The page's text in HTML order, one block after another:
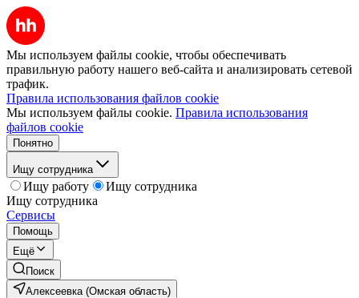
Мы используем файлы cookie, чтобы обеспечивать
правильную работу нашего веб-сайта и анализировать сетевой
трафик.
Правила использования файлов cookie
Мы используем файлы cookie. Правила использования
файлов cookie
Понятно
Ищу сотрудника
Ищу работу
Ищу сотрудника
Ищу сотрудника
Сервисы
Помощь
Ещё
Поиск
Алексеевка (Омская область)